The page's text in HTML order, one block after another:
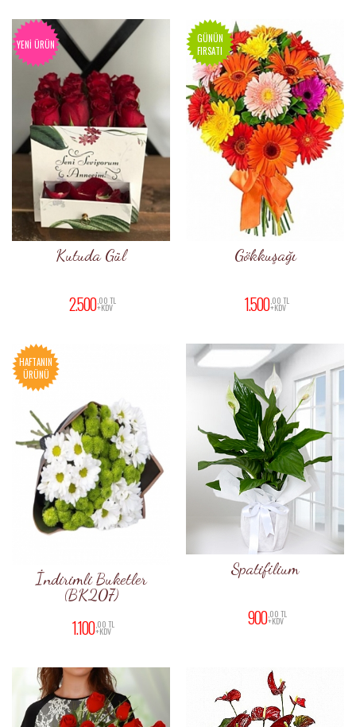
YENI ÜRÜN
Kutuda Gül
2.500 ,00 TL
+KDV
GÜNÜN
FIRSATI
Gökkuşağı
1.500 ,00 TL
+KDV
HAFTANIN
ÜRÜNÜ
İndirimli Buketler
(BK207)
1.100,00 TL
+KDV
Spatifilium
900,00 TL
+KDV